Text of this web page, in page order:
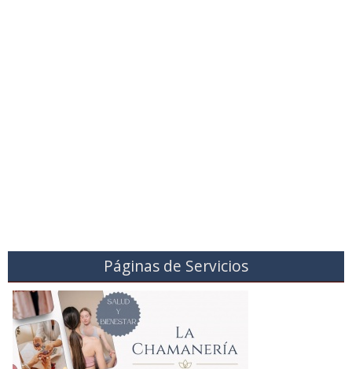
Páginas de Servicios